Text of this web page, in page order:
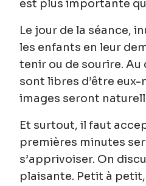
est plus importante
Le jour de la séance,
les enfants en leur
tenir ou de sourire. Au
sont libres d’être eux-
images seront
Et surtout, il faut
premières minutes
s’apprivoiser. On
plaisante. Petit à